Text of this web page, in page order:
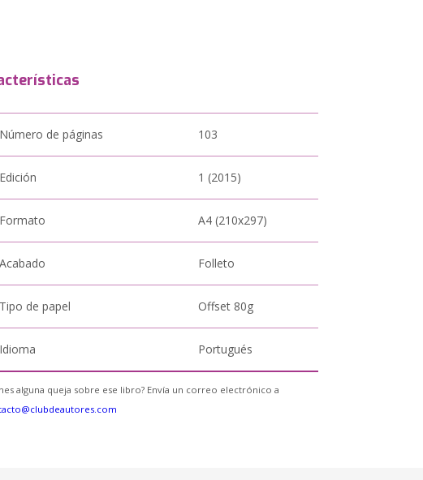
Número de páginas 103
Edición 1 (2015)
Formato A4 (210x297)
Acabado Folleto
Tipo de papel Offset 80g
Idioma Portugués
alguna queja sobre ese libro? Envía un correo electrónico a